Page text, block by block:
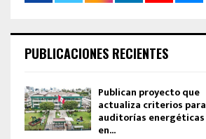
PUBLICACIONES RECIENTES
Publican proyecto que
actualiza criterios para
auditorías energéticas
en...